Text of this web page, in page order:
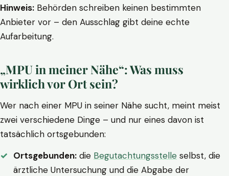
Hinweis: Behörden schreiben keinen bestimmten
Anbieter vor – den Ausschlag gibt deine echte
Aufarbeitung.
„MPU in meiner Nähe“: Was muss
wirklich vor Ort sein?
Wer nach einer MPU in seiner Nähe sucht, meint meist
zwei verschiedene Dinge – und nur eines davon ist
tatsächlich ortsgebunden:
Ortsgebunden: die Begutachtungsstelle selbst, die
ärztliche Untersuchung und die Abgabe der